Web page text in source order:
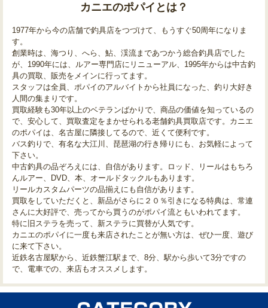
カニエのポパイとは？
1977年から今の店舗で釣具店をつづけて、もうすぐ50周年になりま
す。
創業時は、海つり、へら、鮎、渓流まであつかう総合釣具店でした
が、1990年には、ルアー専門店にリニューアル、1995年からは中古釣
具の買取、販売をメインに行ってます。
スタッフは全員、ポパイのアルバイトから社員になった、釣り大好き
人間の集まりです。
買取経験も30年以上のベテランばかりで、商品の価値を知っているの
で、安心して、買取査定をまかせられる老舗釣具買取店です。カニエ
のポパイは、名古屋に隣接してるので、近くて便利です。
バス釣りで、有名な大江川、琵琶湖の行き帰りにも、お気軽によって
下さい。
中古釣具の品ぞろえには、自信があります。ロッド、リールはもちろ
んルアー、DVD、本、オールドタックルもあります。
リールカスタムパーツの品揃えにも自信があります。
買取をしていただくと、新品がさらに２０％引きになる特典は、常連
さんに大好評で、売ってから買うのがポパイ流ともいわれてます。
特に旧ステラを売って、新ステラに買替が人気です。
カニエのポパイに一度も来店されたことが無い方は、ぜひ一度、遊び
に来て下さい。
近鉄名古屋駅から、近鉄蟹江駅まで、8分、駅から歩いて3分ですの
で、電車での、来店もオススメします。